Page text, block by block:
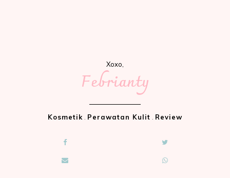
Xoxo,
Febrianty
Kosmetik Perawatan Kulit Review